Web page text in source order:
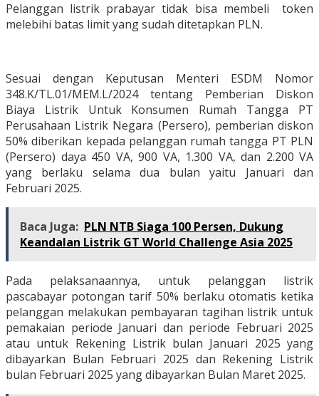
Pelanggan listrik prabayar tidak bisa membeli token
melebihi batas limit yang sudah ditetapkan PLN.
Sesuai dengan Keputusan Menteri ESDM Nomor
348.K/TL.01/MEM.L/2024 tentang Pemberian Diskon
Biaya Listrik Untuk Konsumen Rumah Tangga PT
Perusahaan Listrik Negara (Persero), pemberian diskon
50% diberikan kepada pelanggan rumah tangga PT PLN
(Persero) daya 450 VA, 900 VA, 1.300 VA, dan 2.200 VA
yang berlaku selama dua bulan yaitu Januari dan
Februari 2025.
Baca Juga: PLN NTB Siaga 100 Persen, Dukung
Keandalan Listrik GT World Challenge Asia 2025
Pada pelaksanaannya, untuk pelanggan listrik
pascabayar potongan tarif 50% berlaku otomatis ketika
pelanggan melakukan pembayaran tagihan listrik untuk
pemakaian periode Januari dan periode Februari 2025
atau untuk Rekening Listrik bulan Januari 2025 yang
dibayarkan Bulan Februari 2025 dan Rekening Listrik
bulan Februari 2025 yang dibayarkan Bulan Maret 2025.